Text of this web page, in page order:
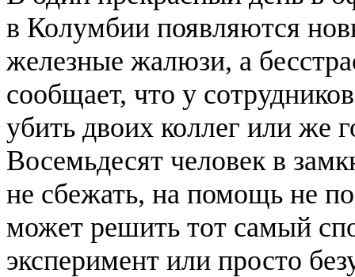
в Колумбии появляются
железные жалюзи, а
сообщает, что у
убить двоих коллег или же
Восемьдесят человек в
не сбежать, на помощь не
может решить тот самый
эксперимент или просто